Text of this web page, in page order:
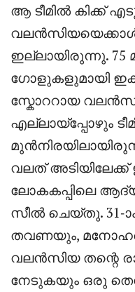
ആ ടീമിൽ കിക്ക്
ഇല്ലായിരുന്നു. 75
ഗോളുകളുമായി
സ്കോററായ
എല്ലായ്പ്പോഴും
വലത് അടിയിലേക്ക്
ലോകകപ്പിലെ
സീൽ ചെയ്തു. 31-ാം
തവണയും,
വലൻസിയ തന്റെ
നേടുകയും ഒരു